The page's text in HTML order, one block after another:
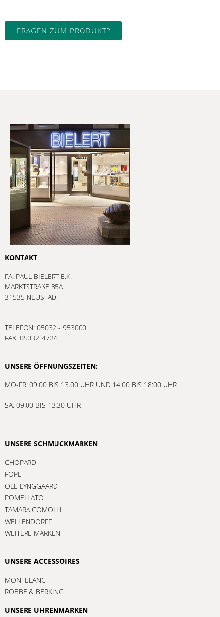
FRAGEN ZUM PRODUKT?
KONTAKT
FA. PAUL BIELERT E.K.
MARKTSTRAßE 35A
31535 NEUSTADT
TELEFON: 05032 - 953000
FAX: 05032-4724
UNSERE ÖFFNUNGSZEITEN:
MO-FR: 09.00 BIS 13.00 UHR UND 14.00 BIS 18:00 UHR
SA: 09.00 BIS 13.30 UHR
UNSERE SCHMUCKMARKEN
CHOPARD
FOPE
OLE LYNGGAARD
POMELLATO
TAMARA COMOLLI
WELLENDORFF
WEITERE MARKEN
UNSERE ACCESSOIRES
MONTBLANC
ROBBE & BERKING
UNSERE UHRENMARKEN